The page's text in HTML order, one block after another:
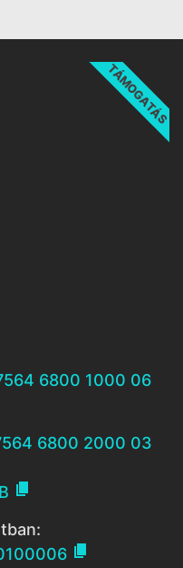
TÁMOGATÁS
6800 1000 06
6800 2000 03

